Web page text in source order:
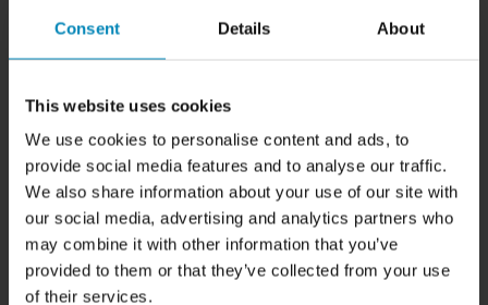
Consent Details About
This website uses cookies
We use cookies to personalise content and ads, to
provide social media features and to analyse our traffic.
We also share information about your use of our site with
our social media, advertising and analytics partners who
may combine it with other information that you’ve
provided to them or that they’ve collected from your use
of their services.
Skabslåger - oversigt
Rengøring af fedtede låger
Køkken inspiration
Garderobe inspiration
Bordplader efter mål
Udskiftning af køkkenlåger
Showrooms
Outlet
Kampagner
Siemens StudioLine